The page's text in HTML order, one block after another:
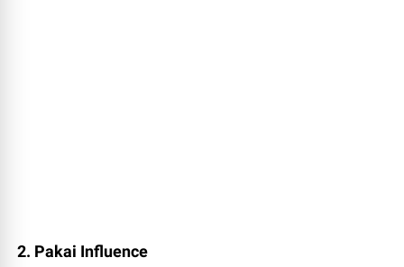
2. Pakai Influence